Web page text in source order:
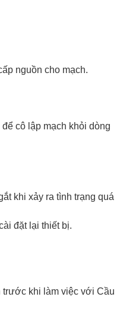
nguồn cho mạch.
cô lập mạch khỏi dòng
khi xảy ra tình trạng quá
đặt lại thiết bị.
trước khi làm việc với Cầu